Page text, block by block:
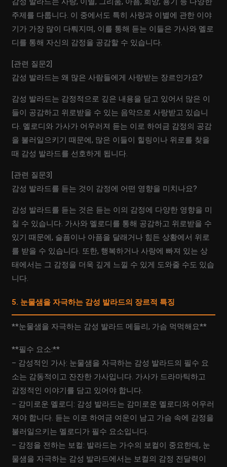
주제를 다룹니다. 이 중에서도 특히 사랑과 이별에 관한 이야
기가 가장 많이 다뤄지며, 이를 통해 듣는 이들은 가사와 멜로
디를 통해 자신의 감정을 공감할 수 있습니다.
[관련 질문2]
감성 발라드는 왜 많은 사람들에게 사랑받는 장르인가요?
감성 발라드는 감정적으로 깊은 내용을 담고 있어서 많은 이
들이 공감하고 위로받을 수 있는 음악으로 사랑받고 있습니
다. 멜로디와 가사가 어우러져 듣는 이로 하여금 감정의 공감
을 불러일으키기 때문에, 많은 이들이 힐링이나 위로를 찾을
때 감성 발라드를 선호하게 됩니다.
[관련 질문3]
감성 발라드를 듣는 것이 감정에 어떤 영향을 미치나요?
감성 발라드를 듣는 것은 듣는 이의 감정에 다양한 영향을 미
칠 수 있습니다. 가사와 멜로디를 통해 공감하고 위로받을 수
있기 때문에, 슬픔이나 아픔을 달래거나 힘든 상황에서 위로
를 받을 수 있습니다. 또한, 행복하거나 사랑에 빠져 있는 상
태에서는 그 감정을 더욱 깊게 느낄 수 있게 도와줄 수도 있습
니다.
5. 눈물샘을 자극하는 감성 발라드의 장르적 특징
**눈물샘을 자극하는 감성 발라드 메들리, 가슴 먹먹해요**
**필수 요소:**
– 감성적인 가사: 눈물샘을 자극하는 감성 발라드의 필수 요
소는 감동적이고 잔잔한 가사입니다. 가사가 드라마틱하고
감정적인 이야기를 담고 있어야 합니다.
– 감미로운 멜로디: 감성 발라드는 감미로운 멜로디와 어우러
져야 합니다. 듣는 이로 하여금 여운이 남고 가슴 속에 감정을
불러일으키는 멜로디가 필수 요소입니다.
– 감정을 전하는 보컬: 발라드는 가수의 보컬이 중요한데, 눈
물샘을 자극하는 감성 발라드에서는 보컬의 감정 전달력이